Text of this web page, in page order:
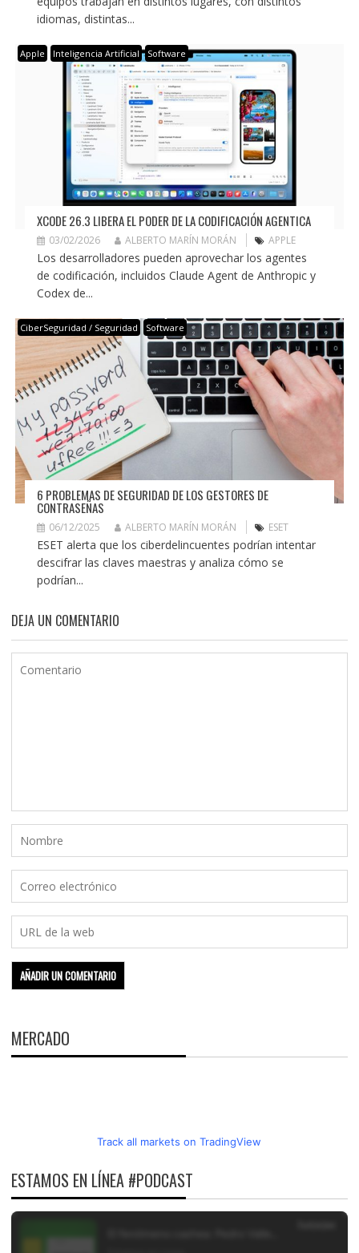
idiomas, distintas...
Apple Inteligencia Artificial Software
XCODE 26.3 LIBERA EL PODER DE LA CODIFICACIÓN AGENTICA
03/02/2026 ALBERTO MARÍN MORÁN APPLE
Los desarrolladores pueden aprovechar los agentes
de codificación, incluidos Claude Agent de Anthropic y
Codex de...
CiberSeguridad / Seguridad Software
6 PROBLEMAS DE SEGURIDAD DE LOS GESTORES DE
CONTRASEÑAS
06/12/2025 ALBERTO MARÍN MORÁN ESET
ESET alerta que los ciberdelincuentes podrían intentar
descifrar las claves maestras y analiza cómo se
podrían...
DEJA UN COMENTARIO
MERCADO
Track all markets on TradingView
ESTAMOS EN LÍNEA #PODCAST